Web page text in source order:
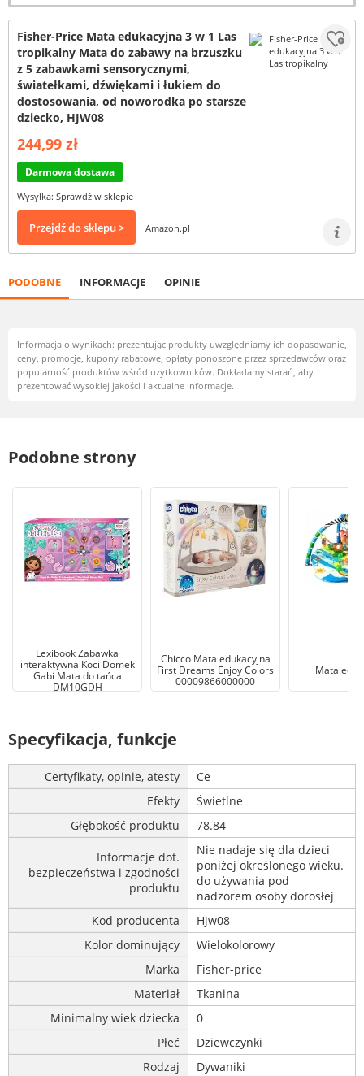
Fisher-Price Mata edukacyjna 3 w 1 Las
tropikalny Mata do zabawy na brzuszku
z 5 zabawkami sensorycznymi,
światełkami, dźwiękami i łukiem do
dostosowania, od noworodka po starsze
dziecko, HJW08
244,99 zł
Darmowa dostawa
Wysyłka: Sprawdź w sklepie
Przejdź do sklepu > Amazon.pl
PODOBNE INFORMACJE OPINIE
Informacja o wynikach: prezentując produkty uwzględniamy ich dopasowanie,
ceny, promocje, kupony rabatowe, opłaty ponoszone przez sprzedawców oraz
popularność produktów wśród użytkowników. Dokładamy starań, aby
prezentować wysokiej jakości i aktualne informacje.
Podobne strony
Lexibook Zabawka
interaktywna Koci Domek
Gabi Mata do tańca
DM10GDH
Chicco Mata edukacyjna
First Dreams Enjoy Colors
00009866000000
Mata
Specyfikacja, funkcje
Certyfikaty, opinie, atesty
Ce
Efekty
Świetlne
Głębokość produktu
78.84
Informacje dot.
bezpieczeństwa i zgodności
produktu
Nie nadaje się dla dzieci
poniżej określonego wieku.
do używania pod
nadzorem osoby dorosłej
Kod producenta
Hjw08
Kolor dominujący
Wielokolorowy
Marka
Fisher-price
Materiał
Tkanina
Minimalny wiek dziecka
0
Płeć
Dziewczynki
Rodzaj
Dywaniki